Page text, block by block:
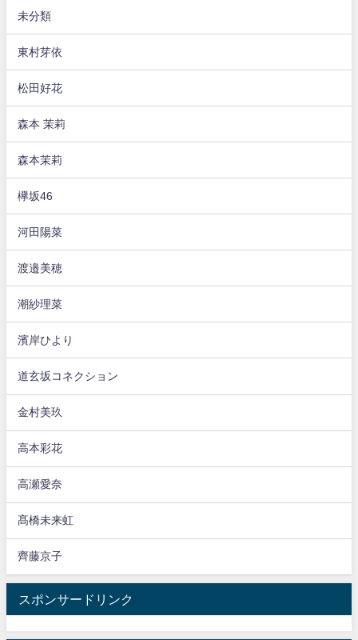
未分類
東村芽依
松田好花
森本 茉莉
森本茉莉
欅坂46
河田陽菜
渡邉美穂
潮紗理菜
濱岸ひより
道玄坂コネクション
金村美玖
高本彩花
高瀬愛奈
髙橋未来虹
齊藤京子
スポンサードリンク